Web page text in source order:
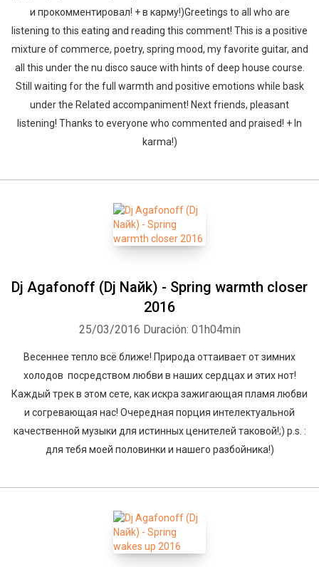
и прокомментировал! + в карму!)Greetings to all who are
listening to this eating and reading this comment! This is a positive
mixture of commerce, poetry, spring mood, my favorite guitar, and
all this under the nu disco sauce with hints of deep house course.
Still waiting for the full warmth and positive emotions while bask
under the Related accompaniment! Next friends, pleasant
listening! Thanks to everyone who commented and praised! + In
karma!)
Dj Agafonoff (Dj Naйk) - Spring warmth closer
2016
25/03/2016 Duración: 01h04min
Весеннее тепло всё ближе! Природа оттаивает от зимних
холодов посредством любви в наших сердцах и этих нот!
Каждый трек в этом сете, как искра зажигающая пламя любви
и согревающая нас! Очередная порция интелектуальной
качественной музыки для истинных ценителей таковой!;) p.s. :
для тебя моей половинки и нашего разбойника!)